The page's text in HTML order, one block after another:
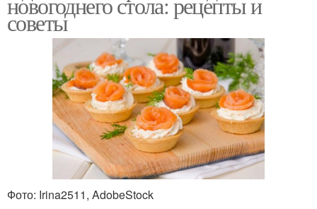
советы
Фото: Irina2511, AdobeStock